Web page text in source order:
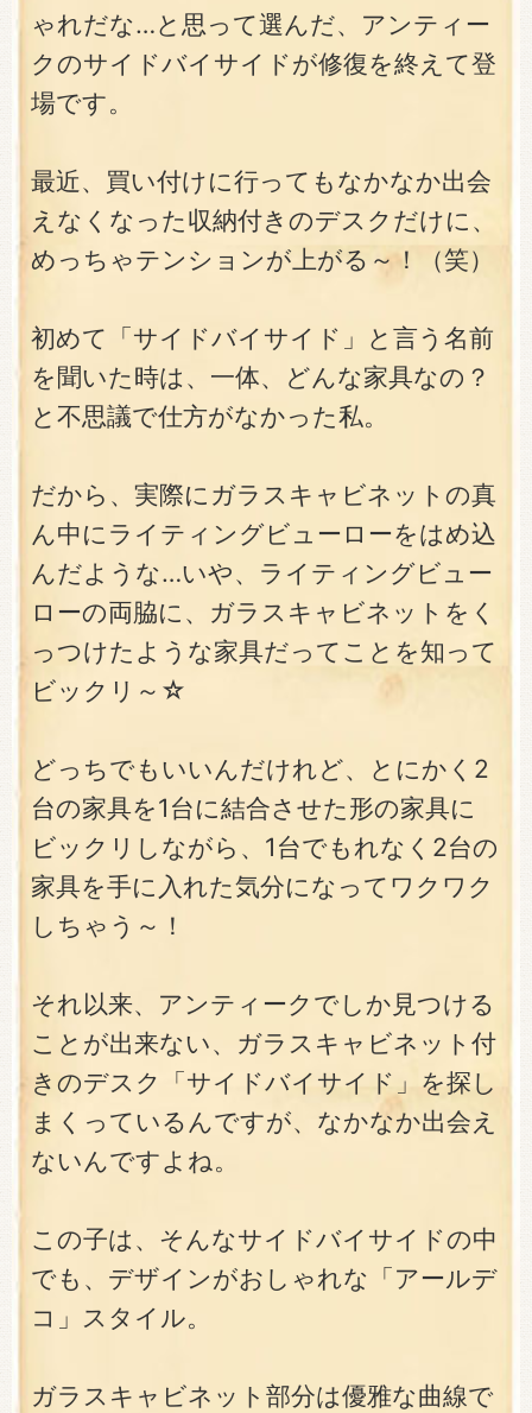
ゃれだな…と思って選んだ、アンティー
クのサイドバイサイドが修復を終えて登
場です。
最近、買い付けに行ってもなかなか出会
えなくなった収納付きのデスクだけに、
めっちゃテンションが上がる～！（笑）
初めて「サイドバイサイド」と言う名前
を聞いた時は、一体、どんな家具なの？
と不思議で仕方がなかった私。
だから、実際にガラスキャビネットの真
ん中にライティングビューローをはめ込
んだような…いや、ライティングビュー
ローの両脇に、ガラスキャビネットをく
っつけたような家具だってことを知って
ビックリ～☆
どっちでもいいんだけれど、とにかく2
台の家具を1台に結合させた形の家具に
ビックリしながら、1台でもれなく2台の
家具を手に入れた気分になってワクワク
しちゃう～！
それ以来、アンティークでしか見つける
ことが出来ない、ガラスキャビネット付
きのデスク「サイドバイサイド」を探し
まくっているんですが、なかなか出会え
ないんですよね。
この子は、そんなサイドバイサイドの中
でも、デザインがおしゃれな「アールデ
コ」スタイル。
ガラスキャビネット部分は優雅な曲線で